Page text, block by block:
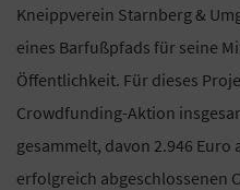
Kneippverein Starnberg &
eines Barfußpfads für seine
Öffentlichkeit. Für dieses
Crowdfunding-Aktion
gesammelt, davon 2.946 Euro
erfolgreich abgeschlossenen